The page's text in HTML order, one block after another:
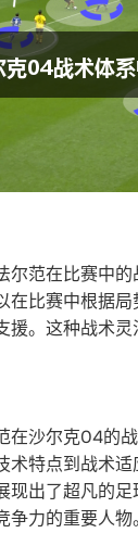
尔范在比赛中
在比赛中根据
援。这种战术
在沙尔克04的
术特点到战术
现出了超凡的
争力的重要人物。